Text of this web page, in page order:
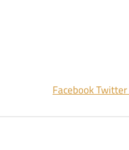
FacebookTwitter